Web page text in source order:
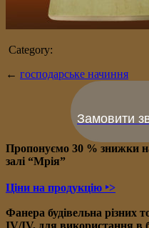
Category:
← господарське начиння
Замовити
Пропонуємо 30 % знижки
залі “Мрія”
Ціни на продукцію ‣>
Фанера будівельна різних
IV/IV, для використання в